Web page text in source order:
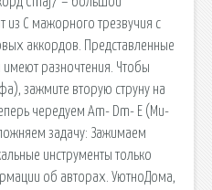
из C мажорного трезвучия с
аккордов. Представленные
разночтения. Чтобы
зажмите вторую струну на
чередуем Am- Dm- E (Ми-
задачу: Зажимаем
инструменты только
об авторах. УютноДома,